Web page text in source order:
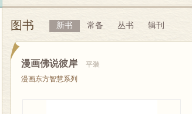
图书 新书 常备 丛书 辑刊
漫画佛说彼岸
平装
漫画东方智慧系列